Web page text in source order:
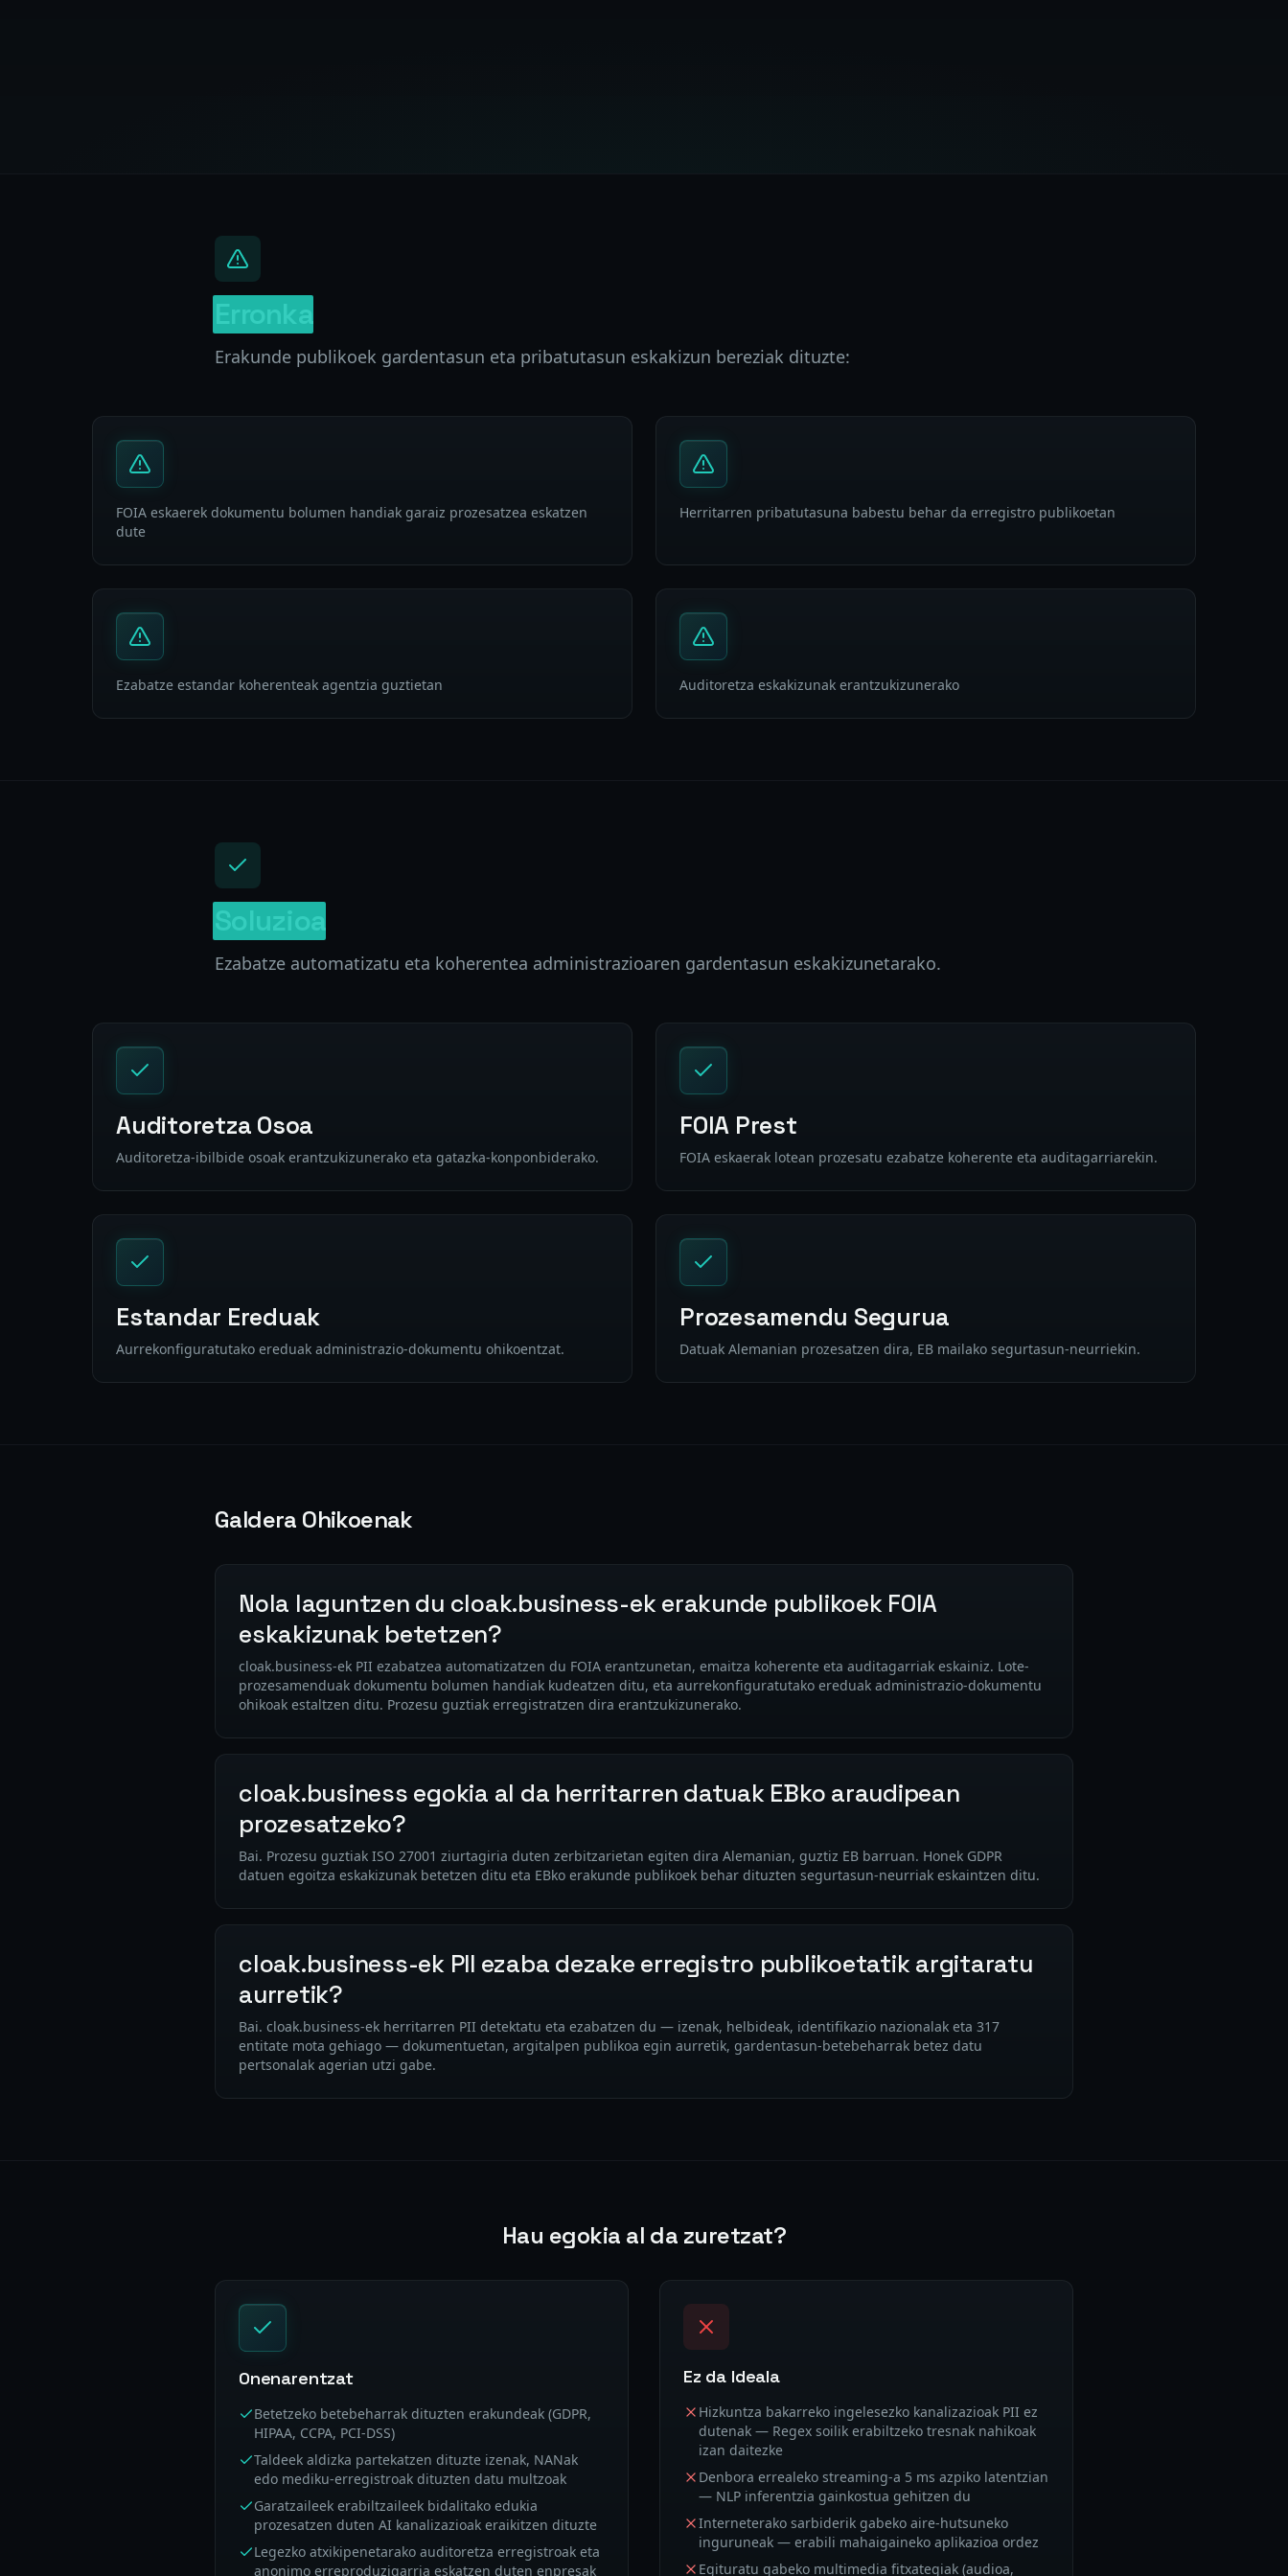
Erakunde publikoek gardentasun eta pribatutasun eskakizun bereziak dituzte:
FOIA eskaerek dokumentu bolumen handiak garaiz prozesatzea eskatzen
dute
Herritarren pribatutasuna babestu behar da erregistro publikoetan
Ezabatze estandar koherenteak agentzia guztietan Auditoretza eskakizunak erantzukizunerako
Ezabatze automatizatu eta koherentea administrazioaren gardentasun eskakizunetarako.
Auditoretza Osoa
Auditoretza-ibilbide osoak erantzukizunerako eta gatazka-konponbiderako.
FOIA Prest
FOIA eskaerak lotean prozesatu ezabatze koherente eta auditagarriarekin.
Estandar Ereduak
Aurrekonfiguratutako ereduak administrazio-dokumentu ohikoentzat.
Prozesamendu Segurua
Datuak Alemanian prozesatzen dira, EB mailako segurtasun-neurriekin.
Galdera Ohikoenak
Nola laguntzen du cloak.business-ek erakunde publikoek FOIA
eskakizunak betetzen?
cloak.business-ek PII ezabatzea automatizatzen du FOIA erantzunetan, emaitza koherente eta auditagarriak eskainiz. Lote-
prozesamenduak dokumentu bolumen handiak kudeatzen ditu, eta aurrekonfiguratutako ereduak administrazio-dokumentu
ohikoak estaltzen ditu. Prozesu guztiak erregistratzen dira erantzukizunerako.
cloak.business egokia al da herritarren datuak EBko araudipean
prozesatzeko?
Bai. Prozesu guztiak ISO 27001 ziurtagiria duten zerbitzarietan egiten dira Alemanian, guztiz EB barruan. Honek GDPR
datuen egoitza eskakizunak betetzen ditu eta EBko erakunde publikoek behar dituzten segurtasun-neurriak eskaintzen ditu.
cloak.business-ek PII ezaba dezake erregistro publikoetatik argitaratu
aurretik?
Bai. cloak.business-ek herritarren PII detektatu eta ezabatzen du — izenak, helbideak, identifikazio nazionalak eta 317
entitate mota gehiago — dokumentuetan, argitalpen publikoa egin aurretik, gardentasun-betebeharrak betez datu
pertsonalak agerian utzi gabe.
Hau egokia al da zuretzat?
Onenarentzat
Betetzeko betebeharrak dituzten erakundeak (GDPR,
HIPAA, CCPA, PCI-DSS)
Taldeek aldizka partekatzen dituzte izenak, NANak
edo mediku-erregistroak dituzten datu multzoak
Garatzaileek erabiltzaileek bidalitako edukia
prozesatzen duten AI kanalizazioak eraikitzen dituzte
Legezko atxikipenetarako auditoretza erregistroak eta
anonimo erreproduzigarria eskatzen duten enpresak
Ez da Ideala
Hizkuntza bakarreko ingelesezko kanalizazioak PII ez
dutenak — Regex soilik erabiltzeko tresnak nahikoak
izan daitezke
Denbora errealeko streaming-a 5 ms azpiko latentzian
— NLP inferentzia gainkostua gehitzen du
Interneterako sarbiderik gabeko aire-hutsuneko
inguruneak — erabili mahaigaineko aplikazioa ordez
Egituratu gabeko multimedia fitxategiak (audioa,